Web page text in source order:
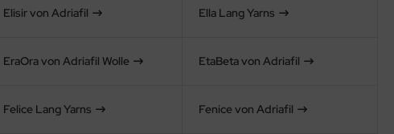
Elisir von Adriafil Ella Lang Yarns
EraOra von Adriafil Wolle EtaBeta von Adriafil
Felice Lang Yarns Fenice von Adriafil